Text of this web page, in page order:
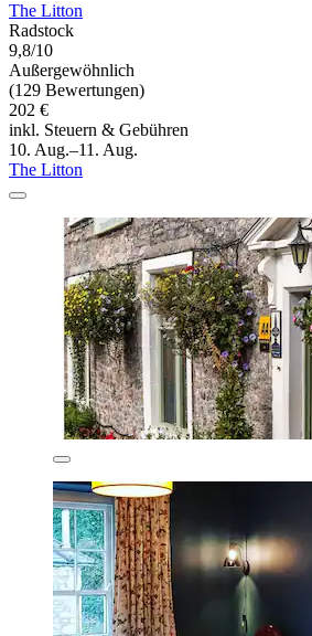
The Litton
Radstock
9,8/10
Außergewöhnlich
(129 Bewertungen)
202 €
inkl. Steuern & Gebühren
10. Aug.–11. Aug.
The Litton